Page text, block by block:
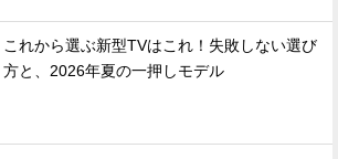
これから選ぶ新型TVはこれ！失敗しない選び
方と、2026年夏の一押しモデル